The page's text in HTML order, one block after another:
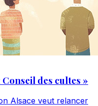
des cultes »
Alsace veut relancer